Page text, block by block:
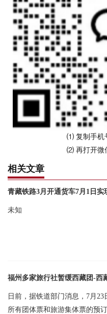
⑴ 复制手机
⑵ 再打开微
相关文章
青藏铁路3月开通货车7月1日
未知
福州多家旅行社暂缓西藏团-西
日前，据铁道部门消息，7月23
所有团体票和旅游集体票的预